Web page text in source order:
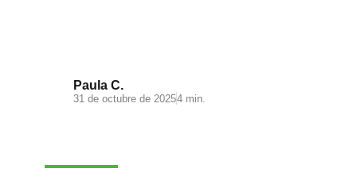
Paula C.
31 de octubre de 20254 min.